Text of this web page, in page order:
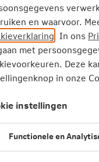
goed
bedrijfsschade
en waarvoor.
. In ons
met
Deze
in onze
instellingen
Functionele en